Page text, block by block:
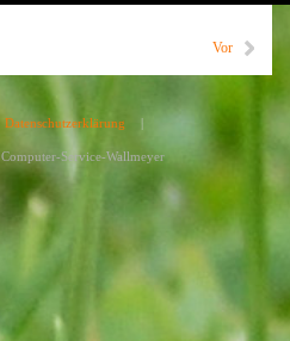
Vor
Datenschutzerklärung
Computer-Service-Wallmeyer